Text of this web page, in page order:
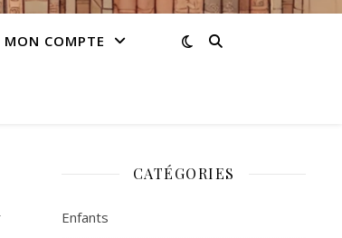
MON COMPTE
CATÉGORIES
Enfants